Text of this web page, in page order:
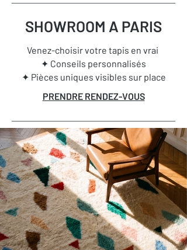
SHOWROOM A PARIS
Venez-choisir votre tapis en vrai
✦ Conseils personnalisés
✦ Pièces uniques visibles sur place
PRENDRE RENDEZ-VOUS